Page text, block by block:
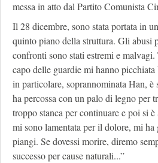
messa in atto dal Partito Comunista
Il 28 dicembre, sono stata portata in
quinto piano della struttura. Gli abusi
confronti sono stati estremi e
capo delle guardie mi hanno
in particolare, soprannominata Han,
ha percossa con un palo di legno per
troppo stanca per continuare e poi si
mi sono lamentata per il dolore, mi
piangi. Se dovessi morire, diremo
successo per cause naturali...”